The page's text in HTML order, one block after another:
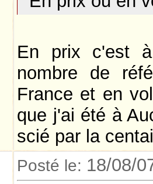
En prix c'est
nombre de
France et en
que j'ai été à
scié par la
Posté le: 18/08/